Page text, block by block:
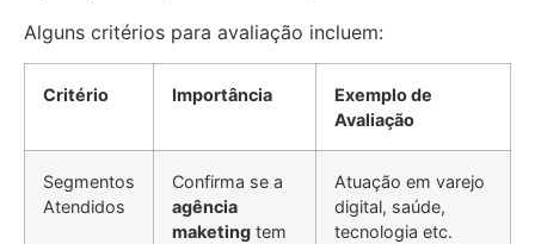
Alguns critérios para avaliação incluem:
Critério Importância
Exemplo de
Avaliação
Segmentos
Atendidos
Confirma se a
agência
maketing tem
Atuação em varejo
digital, saúde,
tecnologia etc.